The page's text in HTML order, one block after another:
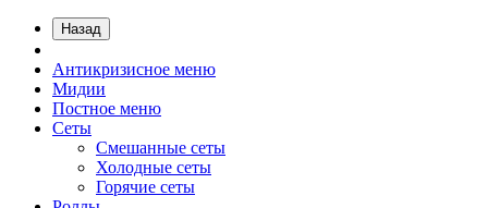
Назад
Антикризисное меню
Мидии
Постное меню
Сеты
Смешанные сеты
Холодные сеты
Горячие сеты